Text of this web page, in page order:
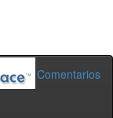
Comentarios